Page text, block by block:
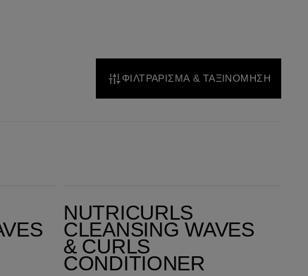
ΦΙΛΤΡΑΡΙΣΜΑ & ΤΑΞΙΝΟΜΗΣΗ
NUTRICURLS
CLEANSING WAVES
& CURLS
CONDITIONER